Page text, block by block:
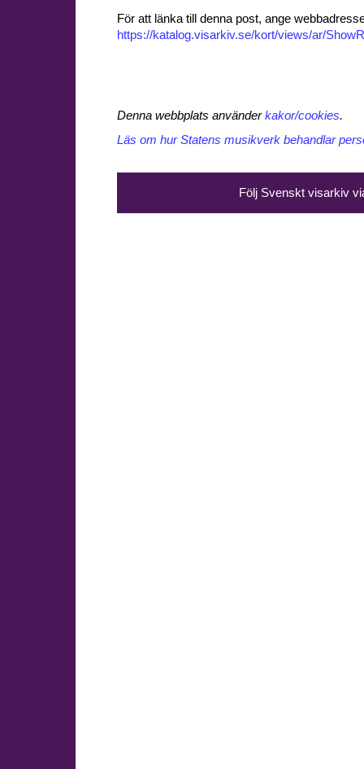
För att länka till denna post, ange
https://katalog.visarkiv.se/kort/views/ar/
Denna webbplats använderkakor/cookies.
Läs om hur Statens musikverk behandlar
Följ Svenskt visarkiv